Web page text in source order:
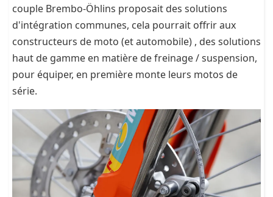
couple Brembo-Öhlins proposait des solutions
d'intégration communes, cela pourrait offrir aux
constructeurs de moto (et automobile) , des solutions
haut de gamme en matière de freinage / suspension,
pour équiper, en première monte leurs motos de
série.